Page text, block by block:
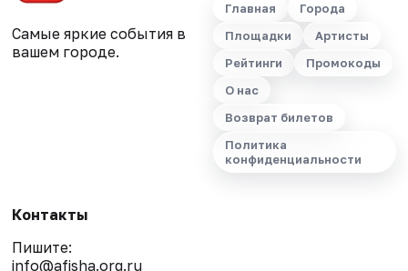
Самые яркие события в
вашем городе.
Главная
Города
Площадки
Артисты
Рейтинги
Промокоды
О нас
Возврат билетов
Политика
конфиденциальности
Контакты
Пишите:
info@afisha.org.ru